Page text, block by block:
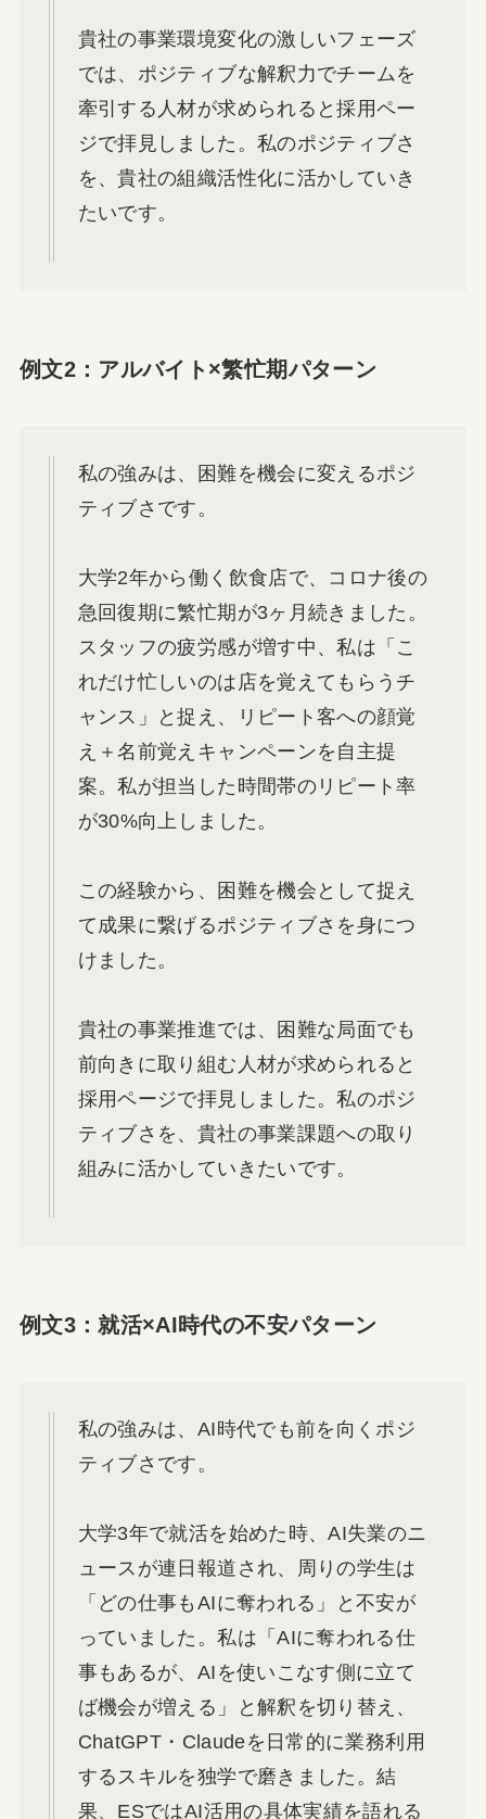
貴社の事業環境変化の激しいフェーズ
では、ポジティブな解釈力でチームを
牽引する人材が求められると採用ペー
ジで拝見しました。私のポジティブさ
を、貴社の組織活性化に活かしていき
たいです。
例文2：アルバイト×繁忙期パターン
私の強みは、困難を機会に変えるポジ
ティブさです。
大学2年から働く飲食店で、コロナ後の
急回復期に繁忙期が3ヶ月続きました。
スタッフの疲労感が増す中、私は「こ
れだけ忙しいのは店を覚えてもらうチ
ャンス」と捉え、リピート客への顔覚
え＋名前覚えキャンペーンを自主提
案。私が担当した時間帯のリピート率
が30%向上しました。
この経験から、困難を機会として捉え
て成果に繋げるポジティブさを身につ
けました。
貴社の事業推進では、困難な局面でも
前向きに取り組む人材が求められると
採用ページで拝見しました。私のポジ
ティブさを、貴社の事業課題への取り
組みに活かしていきたいです。
例文3：就活×AI時代の不安パターン
私の強みは、AI時代でも前を向くポジ
ティブさです。
大学3年で就活を始めた時、AI失業のニ
ュースが連日報道され、周りの学生は
「どの仕事もAIに奪われる」と不安が
っていました。私は「AIに奪われる仕
事もあるが、AIを使いこなす側に立て
ば機会が増える」と解釈を切り替え、
ChatGPT・Claudeを日常的に業務利用
するスキルを独学で磨きました。結
果、ESではAI活用の具体実績を語れる